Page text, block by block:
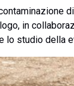
in
lo studio della